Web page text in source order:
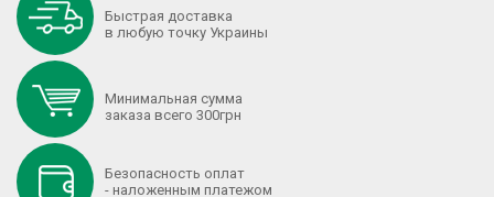
Быстрая доставка
в любую точку Украины
Минимальная сумма
заказа всего 300грн
Безопасность оплат
- наложенным платежом